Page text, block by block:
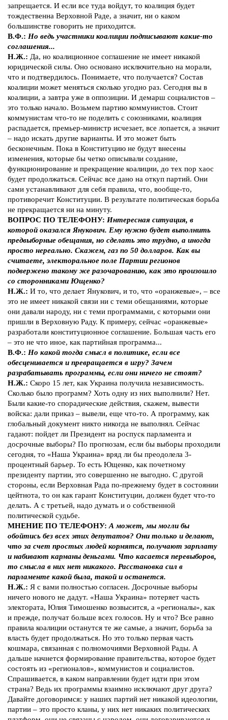
запрещается. И если все туда войдут, то коалиция будет
тождественна Верховной Раде, а значит, ни о каком
большинстве говорить не приходится.
В.Ф.: Но ведь участники коалиции подписывают какие-то
соглашения...
Н.Ж.: Да, но коалиционное соглашение не имеет никакой
юридической силы. Оно основано исключительно на морали,
что и подтвердилось. Понимаете, что получается? Состав
коалиции может меняться сколько угодно раз. Сегодня вы в
коалиции, а завтра уже в оппозиции. И демарш социалистов –
это только начало. Возьмем партию коммунистов. Стоит
коммунистам что-то не поделить с союзниками, коалиция
распадается, премьер-министр исчезает, все лопается, а значит
– надо искать другие варианты. И это может быть
бесконечным. Пока в Конституцию не будут внесены
изменения, которые бы четко описывали создание,
функционирование и прекращение коалиции, до тех пор хаос
будет продолжаться. Сейчас все дано на откуп партий. Они
сами устанавливают для себя правила, что, вообще-то,
противоречит Конституции. В результате политическая борьба
не прекращается ни на минуту.
ВОПРОС ПО ТЕЛЕФОНУ: Интересная ситуация, в
которой оказался Янукович. Ему нужно будет выполнить
предвыборные обещания, но сделать это трудно, а иногда
просто нереально. Скажем, газ по 50 долларов. Как вы
считаете, электоральное поле Партии регионов
подвержено такому же разочарованию, как это произошло
со сторонниками Ющенко?
Н.Ж.: И то, что делает Янукович, и то, что «оранжевые», – все
это не имеет никакой связи ни с теми обещаниями, которые
они давали народу, ни с теми программами, с которыми они
пришли в Верховную Раду. К примеру, сейчас «оранжевые»
разработали конституционное соглашение. Большая часть его
– это не что иное, как партийная программа...
В.Ф.: Но какой тогда смысл в политике, если все
обесценивается и превращается в игру? Зачем
разрабатывать программы, если они ничего не стоят?
Н.Ж.: Скоро 15 лет, как Украина получила независимость.
Сколько было программ? Хоть одну из них выполнили? Нет.
Были какие-то спорадические действия, скажем, вывести
войска: дали приказ – вывели, еще что-то. А программу, как
глобальный документ никто никогда не выполнял. Сейчас
гадают: пойдет ли Президент на роспуск парламента и
досрочные выборы? По прогнозам, если бы выборы проходили
сегодня, то «Наша Украина» вряд ли бы преодолела 3-
процентный барьер. То есть Ющенко, как почетному
президенту партии, это совершенно не выгодно. С другой
стороны, если Верховная Рада по-прежнему будет в состоянии
цейтнота, то он как гарант Конституции, должен будет что-то
делать. А с третьей, надо думать и о собственной
политической судьбе.
МНЕНИЕ ПО ТЕЛЕФОНУ: А может, мы могли бы
обойтись без всех этих депутатов? Они только и делают,
что за счет простых людей кормятся, получают зарплату
и набивают карманы деньгами. Что касается перевыборов,
то смысла в них нет никакого. Расстановка сил в
парламенте какой была, такой и останется.
Н.Ж.: Я с вами полностью согласен. Досрочные выборы
ничего нового не дадут. «Наша Украина» потеряет часть
электората, Юлия Тимошенко возвысится, а «регионалы», как
и прежде, получат больше всех голосов. Ну и что? Все равно
правила коалиции останутся те же самые, а значит, борьба за
власть будет продолжаться. Но это только первая часть
кошмара, связанная с полномочиями Верховной Рады. А
дальше начнется формирование правительства, которое будет
состоять из «регионалов», коммунистов и социалистов.
Спрашивается, в каком направлении будет идти при этом
страна? Ведь их программы взаимно исключают друг друга?
Давайте договоримся: у наших партий нет никакой идеологии,
партии – это просто кланы, у них нет никаких политических